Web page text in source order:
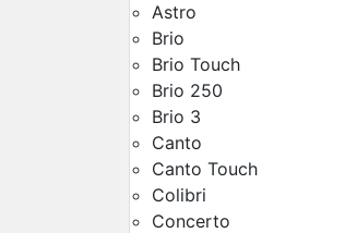
Groupe Café Necta
Pièces Détachées
Astro
Brio
Brio Touch
Brio 250
Brio 3
Canto
Canto Touch
Colibri
Concerto